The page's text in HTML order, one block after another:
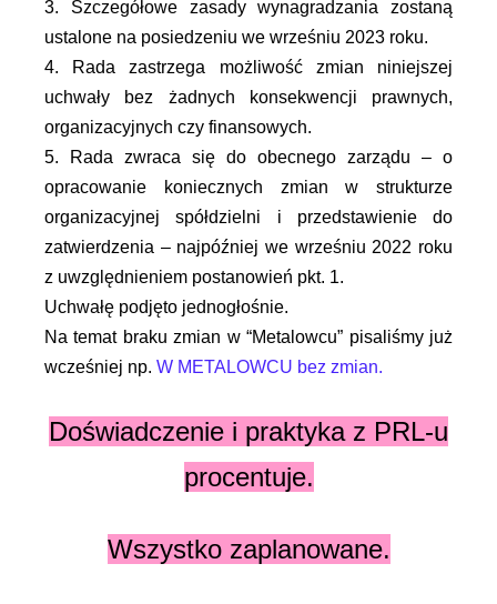
3. Szczegółowe zasady wynagradzania zostaną
ustalone na posiedzeniu we wrześniu 2023 roku.
4. Rada zastrzega możliwość zmian niniejszej
uchwały bez żadnych konsekwencji prawnych,
organizacyjnych czy finansowych.
5. Rada zwraca się do obecnego zarządu – o
opracowanie koniecznych zmian w strukturze
organizacyjnej spółdzielni i przedstawienie do
zatwierdzenia – najpóźniej we wrześniu 2022 roku
z uwzględnieniem postanowień pkt. 1.
Uchwałę podjęto jednogłośnie.
Na temat braku zmian w “Metalowcu” pisaliśmy już
wcześniej np. W METALOWCU bez zmian.
Doświadczenie i praktyka z PRL-u
procentuje.
Wszystko zaplanowane.